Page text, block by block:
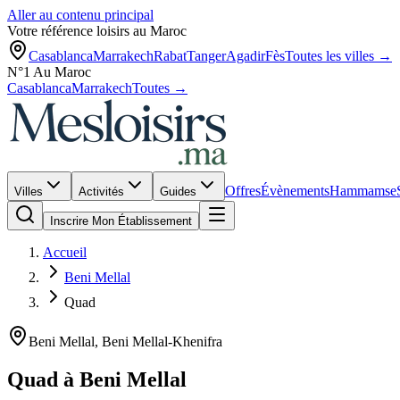
Aller au contenu principal
Votre référence loisirs au Maroc
CasablancaMarrakechRabatTangerAgadirFèsToutes les villes →
N°1 Au Maroc
CasablancaMarrakechToutes →
Villes Activités Guides OffresÉvènementsHammams
Inscrire Mon Établissement
Accueil
Beni Mellal
Quad
Beni Mellal, Beni Mellal-Khenifra
Quad à Beni Mellal